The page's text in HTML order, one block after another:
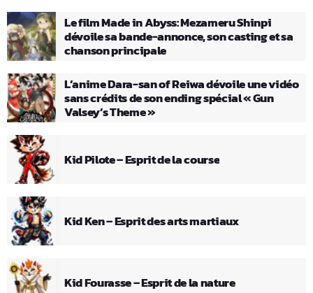
Le film Made in Abyss: Mezameru Shinpi
dévoile sa bande-annonce, son casting et sa
chanson principale
L’anime Dara-san of Reiwa dévoile une vidéo
sans crédits de son ending spécial « Gun
Valsey’s Theme »
Kid Pilote – Esprit de la course
Kid Ken – Esprit des arts martiaux
Kid Fourasse – Esprit de la nature